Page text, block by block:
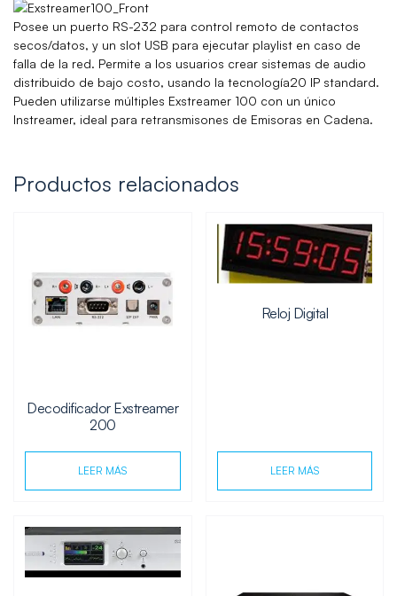
Posee un puerto RS-232 para control remoto de contactos
secos/datos, y un slot USB para ejecutar playlist en caso de
falla de la red. Permite a los usuarios crear sistemas de audio
distribuido de bajo costo, usando la tecnología20 IP standard.
Pueden utilizarse múltiples Exstreamer 100 con un único
Instreamer, ideal para retransmisones de Emisoras en Cadena.
Productos relacionados
Decodificador Exstreamer
200
LEER MÁS
Reloj Digital
LEER MÁS